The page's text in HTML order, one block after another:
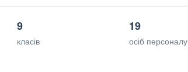
9
класів
19
осіб персоналу